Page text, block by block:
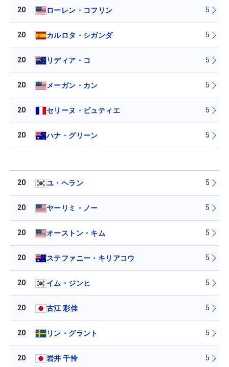
20 ローレン・コフリン 5
20 カルロタ・シガンダ 5
20 リディア・コ 5
20 メーガン・カン 5
20 セリーヌ・ビュティエ 5
20 ハナ・グリーン 5
20 ユ・ヘラン 5
20 ヤーリミ・ノー 5
20 オーストン・キム 5
20 ステファニー・キリアコウ 5
20 イム・ジンヒ 5
20 古江 彩佳 5
20 リン・グラント 5
20 岩井 千怜 5